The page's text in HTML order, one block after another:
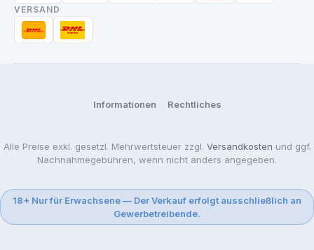
VERSAND
Informationen Rechtliches
Alle Preise exkl. gesetzl. Mehrwertsteuer zzgl. Versandkosten und ggf.
Nachnahmegebühren, wenn nicht anders angegeben.
18+ Nur für Erwachsene — Der Verkauf erfolgt ausschließlich an
Gewerbetreibende.